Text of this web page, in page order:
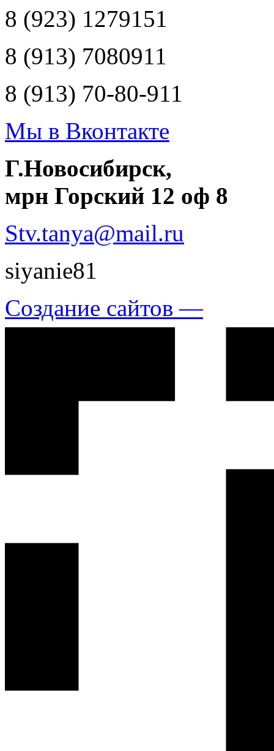
8 (923) 1279151
8 (913) 7080911
8 (913) 70-80-911
Мы в Вконтакте
Г.Новосибирск,
мрн Горский 12 оф 8
Stv.tanya@mail.ru
siyanie81
Создание сайтов —